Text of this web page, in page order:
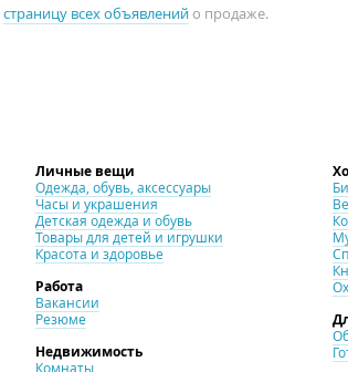
страницу всех объявленийо продаже.
Личные вещи
Одежда, обувь, аксессуары
Часы и украшения
Детская одежда и обувь
Товары для детей и игрушки
Красота и здоровье
Работа
Вакансии
Резюме
Недвижимость
Комнаты